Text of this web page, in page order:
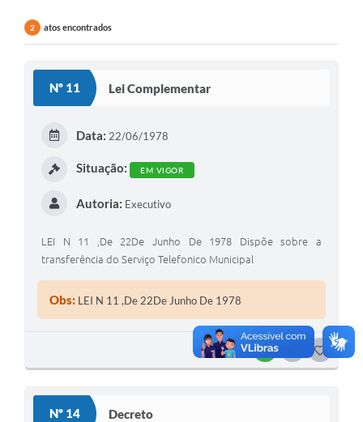
2 atos encontrados
Nº 11 Lei Complementar
BAIXAR SEGUIRG
Data: 22/06/1978
Situação: EM VIGOR
Autoria: Executivo
LEI N 11 ,De 22De Junho De 1978 Dispõe sobre a
transferência do Serviço Telefonico Municipal
Obs: LEI N 11 ,De 22De Junho De 1978
Nº 14 Decreto